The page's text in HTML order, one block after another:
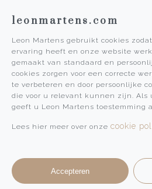
Historie
Algemene voorwaarden
Privacy Policy
Pers
Leon Martens
Leon Martens Juwelier
leonmartens.com
Leon Martens gebruikt cookies
ervaring heeft en onze website
gemaakt van standaard en
cookies zorgen voor een correcte
te verbeteren en door persoonlijke
die voor u relevant kunnen zijn. Als
geeft u Leon Martens toestemming
Lees hier meer over onze cookie
Accepteren